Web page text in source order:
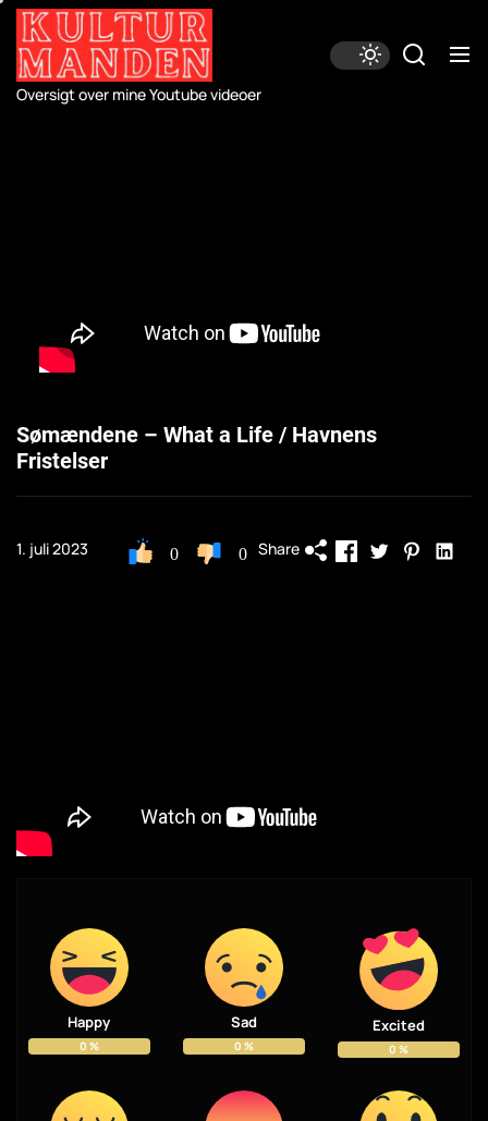
Skip
the
content
Oversigt over mine Youtube videoer
Sømændene – What a Life / Havnens
Fristelser
1. juli 2023 0 0 Share
Happy
0 %
Sad
0 %
Excited
0 %